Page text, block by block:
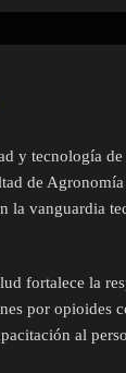
y tecnología
de
la vanguardia
fortalece la
por opioides
al